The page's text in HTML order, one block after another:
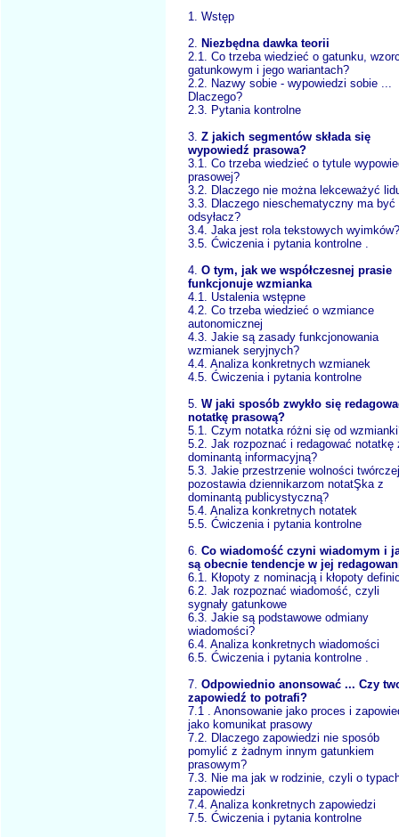
1. Wstęp
2. Niezbędna dawka teorii
2.1. Co trzeba wiedzieć o gatunku,
gatunkowym i jego wariantach?
2.2. Nazwy sobie - wypowiedzi sobie ...
Dlaczego?
2.3. Pytania kontrolne
3. Z jakich segmentów składa się
wypowiedź prasowa?
3.1. Co trzeba wiedzieć o tytule
prasowej?
3.2. Dlaczego nie można lekceważyć
3.3. Dlaczego nieschematyczny ma być
odsyłacz?
3.4. Jaka jest rola tekstowych wyimków?
3.5. Ćwiczenia i pytania kontrolne .
4. O tym, jak we współczesnej prasie
funkcjonuje wzmianka
4.1. Ustalenia wstępne
4.2. Co trzeba wiedzieć o wzmiance
autonomicznej
4.3. Jakie są zasady funkcjonowania
wzmianek seryjnych?
4.4. Analiza konkretnych wzmianek
4.5. Ćwiczenia i pytania kontrolne
5. W jaki sposób zwykło się
notatkę prasową?
5.1. Czym notatka różni się od
5.2. Jak rozpoznać i redagować notatkę
dominantą informacyjną?
5.3. Jakie przestrzenie wolności twórczej
pozostawia dziennikarzom notatŞka z
dominantą publicystyczną?
5.4. Analiza konkretnych notatek
5.5. Ćwiczenia i pytania kontrolne
6. Co wiadomość czyni wiadomym i
są obecnie tendencje w jej
6.1. Kłopoty z nominacją i kłopoty
6.2. Jak rozpoznać wiadomość, czyli
sygnały gatunkowe
6.3. Jakie są podstawowe odmiany
wiadomości?
6.4. Analiza konkretnych wiadomości
6.5. Ćwiczenia i pytania kontrolne .
7. Odpowiednio anonsować ... Czy
zapowiedź to potrafi?
7.1 . Anonsowanie jako proces i
jako komunikat prasowy
7.2. Dlaczego zapowiedzi nie sposób
pomylić z żadnym innym gatunkiem
prasowym?
7.3. Nie ma jak w rodzinie, czyli o
zapowiedzi
7.4. Analiza konkretnych zapowiedzi
7.5. Ćwiczenia i pytania kontrolne